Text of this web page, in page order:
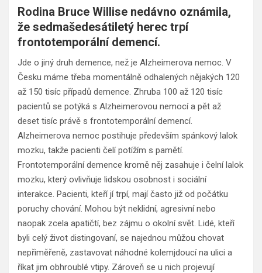
Rodina Bruce Willise nedávno oznámila,
že sedmašedesátiletý herec trpí
frontotemporální demencí.
Jde o jiný druh demence, než je Alzheimerova nemoc. V
Česku máme třeba momentálně odhalených nějakých 120
až 150 tisíc případů demence. Zhruba 100 až 120 tisíc
pacientů se potýká s Alzheimerovou nemocí a pět až
deset tisíc právě s frontotemporální demencí.
Alzheimerova nemoc postihuje především spánkový lalok
mozku, takže pacienti čelí potížím s pamětí.
Frontotemporální demence kromě něj zasahuje i čelní lalok
mozku, který ovlivňuje lidskou osobnost i sociální
interakce. Pacienti, kteří jí trpí, mají často již od počátku
poruchy chování. Mohou být neklidní, agresivní nebo
naopak zcela apatičtí, bez zájmu o okolní svět. Lidé, kteří
byli celý život distingovaní, se najednou můžou chovat
nepřiměřeně, zastavovat náhodné kolemjdoucí na ulici a
říkat jim obhroublé vtipy. Zároveň se u nich projevují